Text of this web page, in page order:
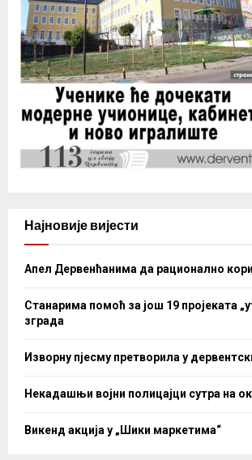
Најновије вијести
Апел Дервенћанима да рационално
Станарима помоћ за још 19 пројеката
зграда
Изворну пјесму претворила у
Некадашњи војни полицајци сутра на
Викенд акција у „Шики маркетима“